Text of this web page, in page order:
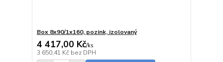
Box 8x90/1x160, pozink, izolovaný
4 417,00 Kč/ks
3 650,41 Kč bez DPH